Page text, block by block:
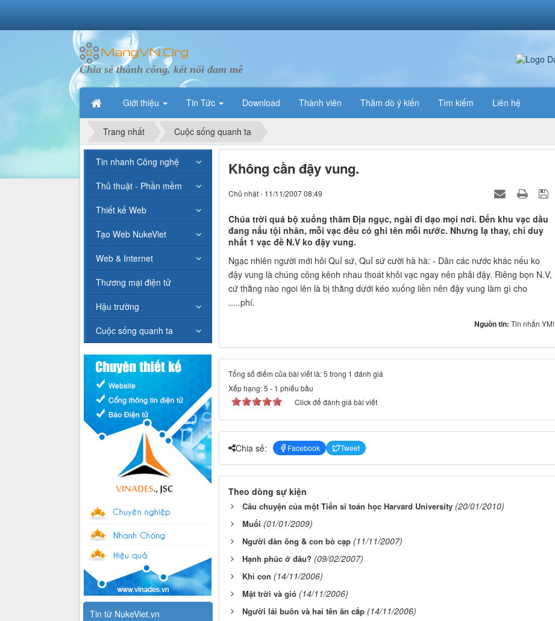
Chia sẻ thành công, kết nối đam mê
Giới thiệu Tin Tức Download Thành viên Thăm dò ý kiến Tìm kiếm Liên hệ
Trang nhất Cuộc sống quanh ta
Không cần đậy vung.
Chủ nhật - 11/11/2007 08:49
Chúa trời quá bộ xuống thăm Địa ngục, ngài đi dạo mọi nơi. Đến khu vạc dầu
đang nấu tội nhân, mỗi vạc đều có ghi tên mỗi nước. Nhưng lạ thay, chỉ duy
nhất 1 vạc đề N.V ko đậy vung.
Ngạc nhiên người mới hỏi Quỉ sứ, Quỉ sứ cười hà hà: - Dân các nước khác nếu ko
đậy vung là chúng công kênh nhau thoát khỏi vạc ngay nên phải đậy. Riêng bọn N.V,
cứ thằng nào ngoi lên là bị thằng dưới kéo xuống liền nên đậy vung làm gì cho
.....phí.
Nguồn tin:Tin nhắn YM!
Tổng số điểm của bài viết là: 5 trong 1 đánh giá
Xếp hạng:5 - 1 phiếu bầu
Click để đánh giá bài viết
Chia sẻ: Facebook Tweet
Theo dòng sự kiện
Câu chuyện của một Tiến sĩ toán học Harvard University (20/01/2010)
Muối (01/01/2009)
Người đàn ông & con bò cạp (11/11/2007)
Hạnh phúc ở đâu? (09/02/2007)
Khỉ con (14/11/2006)
Mặt trời và gió (14/11/2006)
Người lái buôn và hai tên ăn cắp (14/11/2006)
Tin nhanh Công nghệ
Thủ thuật - Phần mềm
Thiết kế Web
Tạo Web NukeViet
Web & Internet
Thương mại điện tử
Hậu trường
Cuộc sống quanh ta
Tin từ NukeViet.vn